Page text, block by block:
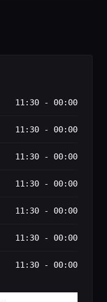
11:30 - 00:00
11:30 - 00:00
11:30 - 00:00
11:30 - 00:00
11:30 - 00:00
11:30 - 00:00
11:30 - 00:00